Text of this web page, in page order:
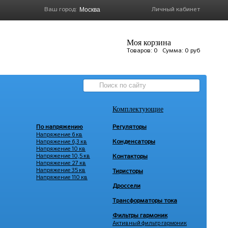
Личный кабинет
Ваш город:
Моя корзина
Товаров: 0 Сумма: 0 руб
По напряжению
Напряжение 6 кв
Напряжение 6,3 кв
Напряжение 10 кв
Напряжение 10,5 кв
Напряжение 27 кв
Напряжение 35 кв
Напряжение 110 кв
Комплектующие
Регуляторы
Конденсаторы
Контакторы
Тиристоры
Дроссели
Трансформаторы тока
Фильтры гармоник
Активный фильтр гармоник